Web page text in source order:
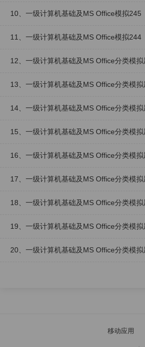
10、一级计算机基础及MS Office模拟245
11、一级计算机基础及MS Office模拟244
12、一级计算机基础及MS Office分类模拟
13、一级计算机基础及MS Office分类模
14、一级计算机基础及MS Office分类模拟
15、一级计算机基础及MS Office分类模拟
16、一级计算机基础及MS Office分类模拟
17、一级计算机基础及MS Office分类模
18、一级计算机基础及MS Office分类模拟
19、一级计算机基础及MS Office分类模拟
20、一级计算机基础及MS Office分类模拟
移动应用